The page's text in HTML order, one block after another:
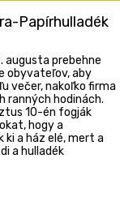
Papírhulladék
augusta prebehne
obyvateľov, aby
večer, nakoľko firma
ranných hodinách.
10-én fogják
hogy a
a ház elé, mert a
a hulladék